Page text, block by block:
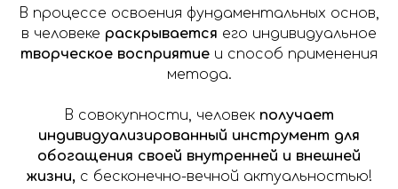
В процессе освоения фундаментальных основ,
в человеке раскрывается его индивидуальное
творческое восприятие и способ применения
метода.
В совокупности, человек получает
индивидуализированный инструмент для
обогащения своей внутренней и внешней
жизни, с бесконечно-вечной актуальностью!